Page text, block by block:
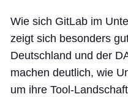
Wie sich GitLab im
zeigt sich besonders
Deutschland und der
machen deutlich, wie
um ihre Tool-